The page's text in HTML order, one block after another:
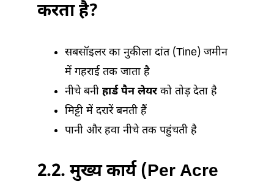
करता है?
सबसॉइलर का नुकीला दांत (Tine) जमीन
में गहराई तक जाता है
नीचे बनी हार्ड पैन लेयरको तोड़ देता है
मिट्टी में दरारें बनती हैं
पानी और हवा नीचे तक पहुंचती है
2.2. मुख्य कार्य (Per Acre